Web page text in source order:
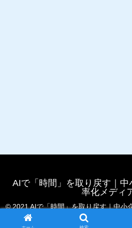
AIで「時間」を取り戻す｜
率化メディ
© 2021 AIで「時間」を取り戻す｜中小